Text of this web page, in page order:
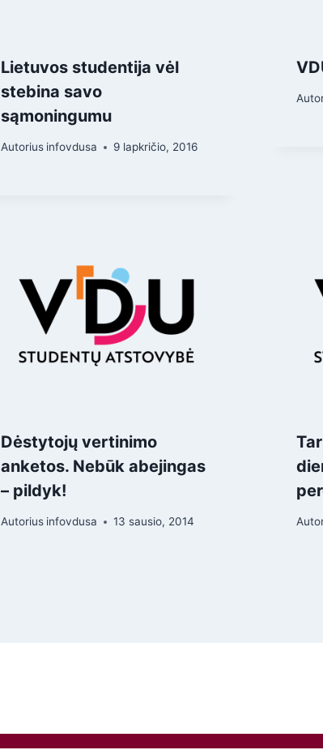
Lietuvos studentija vėl
stebina savo
sąmoningumu
Autorius infovdusa 9 lapkričio, 2016
Dėstytojų vertinimo
anketos. Nebūk abejingas
– pildyk!
Autorius infovdusa 13 sausio, 2014